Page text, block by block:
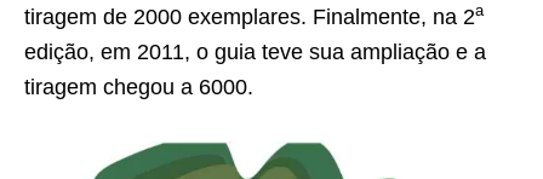
tiragem de 2000 exemplares. Finalmente, na 2a
edição, em 2011, o guia teve sua ampliação e a
tiragem chegou a 6000.